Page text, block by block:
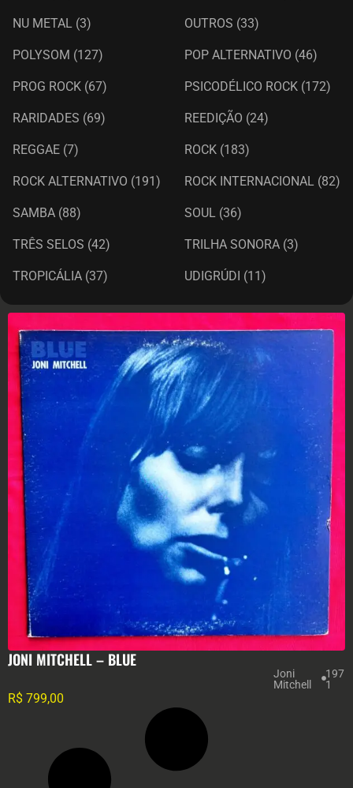
NU METAL (3) OUTROS (33)
POLYSOM (127) POP ALTERNATIVO (46)
PROG ROCK (67) PSICODÉLICO ROCK (172)
RARIDADES (69) REEDIÇÃO (24)
REGGAE (7) ROCK (183)
ROCK ALTERNATIVO (191) ROCK INTERNACIONAL (82)
SAMBA (88) SOUL (36)
TRÊS SELOS (42) TRILHA SONORA (3)
TROPICÁLIA (37) UDIGRÚDI (11)
JONI MITCHELL – BLUE
Joni
Mitchell
197
1
R$ 799,00